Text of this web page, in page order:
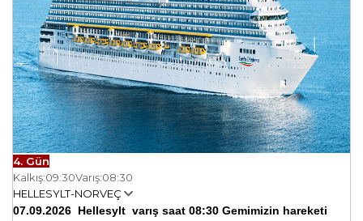
4. Gün
Kalkış:09:30Varış:08:30
HELLESYLT-NORVEÇ
07.09.2026 Hellesylt varış saat 08:30 Gemimizin hareketi